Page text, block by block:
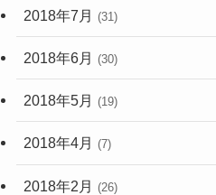
2018年7月 (31)
2018年6月 (30)
2018年5月 (19)
2018年4月 (7)
2018年2月 (26)